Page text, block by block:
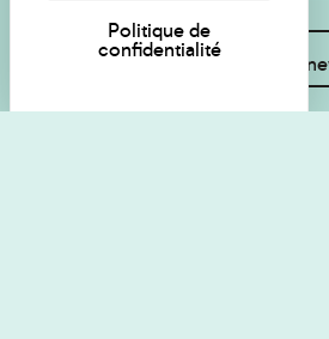
Inscrivez-vous à la
Politique de
confidentialité